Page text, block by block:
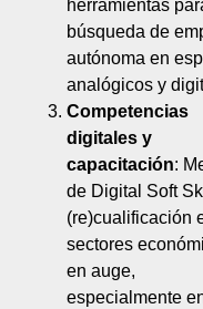
herramientas
búsqueda de
autónoma en
analógicos y
Competencias
digitales y
capacitación:
de Digital Soft
(re)cualificación
sectores
en auge,
especialmente